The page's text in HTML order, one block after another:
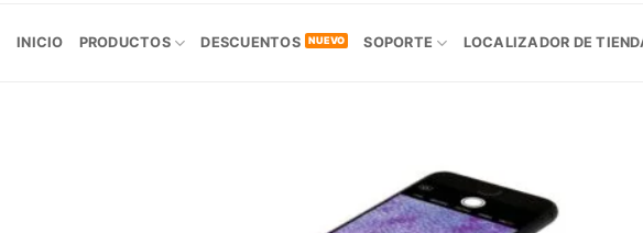
INICIO PRODUCTOS DESCUENTOS SOPORTE LOCALIZADOR DE